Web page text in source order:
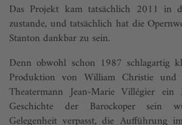
Das Projekt kam tatsächlich 2011 in
zustande, und tatsächlich hat die
Stanton dankbar zu sein.
Denn obwohl schon 1987 schlagartig
Produktion von William Christie und
Theatermann Jean-Marie Villégier
Geschichte der Barockoper sein